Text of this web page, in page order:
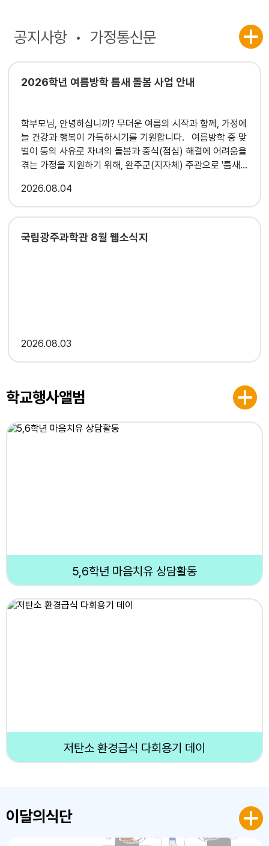
공지사항 가정통신문
2026학년 여름방학 틈새 돌봄 사업 안내
학부모님, 안녕하십니까? 무더운 여름의 시작과 함께, 가정에
늘 건강과 행복이 가득하시기를 기원합니다. 여름방학 중 맞
벌이 등의 사유로 자녀의 돌봄과 중식(점심) 해결에 어려움을
겪는 가정을 지원하기 위해, 완주군(지자체) 주관으로 '틈새
바랍니다. '틈새돌봄'은 방학 중 발생하는 돌봄의 빈틈을 메
우기 위한 공적 돌봄 서비스로, 가장 큰 특징은 평소 해당 기
관을 이용하지 않았던 학생들도 누구나 신청하고 참여할 수
있다는 점입니다. 우리 아이들이 안전하고 건강한 환경에서
2026 08.04
국립광주과학관 8월 웹소식지
2026 08.03
학교행사앨범
5,6학년 마음치유 상담활동
저탄소 환경급식 다회용기 데이
이달의식단